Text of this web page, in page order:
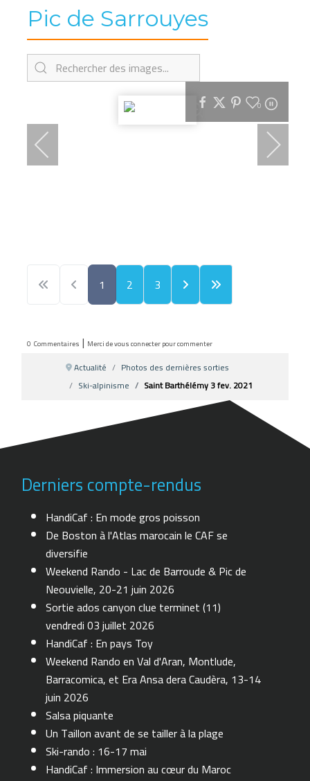
Pic de Sarrouyes
0
1 2 3
0 Commentaires | Merci de vous connecter pour commenter
Actualité
Photos des dernières sorties
Ski-alpinisme
Saint Barthélémy 3 fev. 2021
Derniers compte-rendus
HandiCaf : En mode gros poisson
De Boston à l'Atlas marocain le CAF se
diversifie
Weekend Rando - Lac de Barroude & Pic de
Neouvielle, 20-21 juin 2026
Sortie ados canyon clue terminet (11)
vendredi 03 juillet 2026
HandiCaf : En pays Toy
Weekend Rando en Val d'Aran, Montlude,
Barracomica, et Era Ansa dera Caudèra, 13-14
juin 2026
Salsa piquante
Un Taillon avant de se tailler à la plage
Ski-rando : 16-17 mai
HandiCaf : Immersion au cœur du Maroc